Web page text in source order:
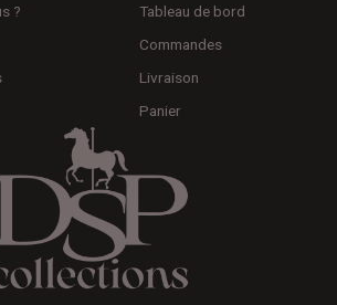
?
Tableau de bord
Commandes
Livraison
Panier